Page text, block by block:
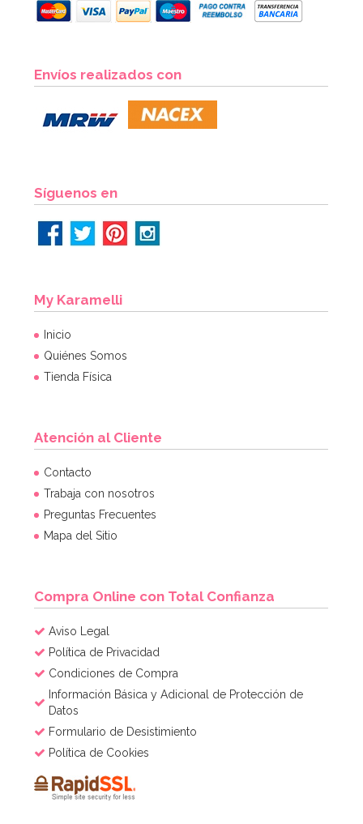
Envíos realizados con
Síguenos en
My Karamelli
Inicio
Quiénes Somos
Tienda Física
Atención al Cliente
Contacto
Trabaja con nosotros
Preguntas Frecuentes
Mapa del Sitio
Compra Online con Total Confianza
Aviso Legal
Política de Privacidad
Condiciones de Compra
Información Básica y Adicional de Protección de
Datos
Formulario de Desistimiento
Política de Cookies